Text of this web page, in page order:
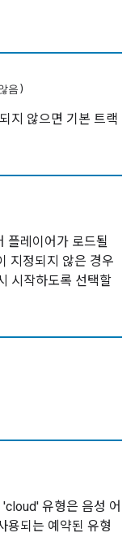
음)
지 않으면 기본 트랙
플레이어가 로드될
지정되지 않은 경우
시작하도록 선택할
유형은 음성 어
용되는 예약된 유형